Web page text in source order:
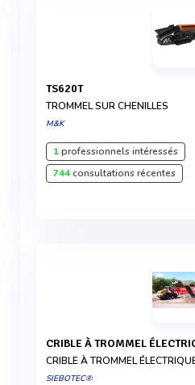
TS620T
TROMMEL SUR CHENILLES
M&K
1professionnels intéressés
744consultations récentes
CRIBLE À TROMMEL
CRIBLE À TROMMEL
SIEBOTEC®